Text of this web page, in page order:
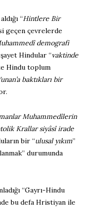
“Hintlere Bir
geçen çevrelerde
demografi
Hindular “vaktinde
Hindu toplum
baktıkları bir
Muhammedîlerin
Krallar siyâsî irade
bir “ulusal yıkım”
durumunda
“Gayrı-Hindu
bu defa Hristiyan ile